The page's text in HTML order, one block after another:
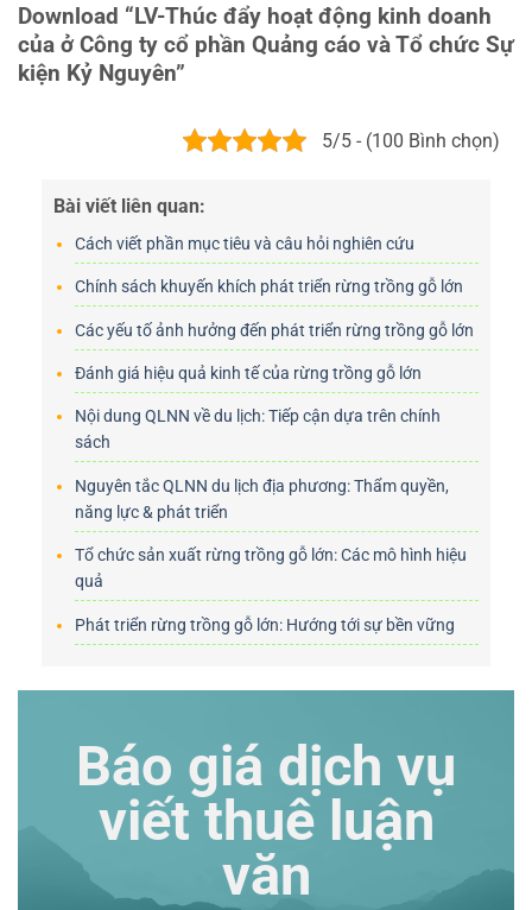
Download “LV-Thúc đẩy hoạt động kinh doanh
của ở Công ty cổ phần Quảng cáo và Tổ chức Sự
kiện Kỷ Nguyên”
5/5 - (100 Bình chọn)
Bài viết liên quan:
Cách viết phần mục tiêu và câu hỏi nghiên cứu
Chính sách khuyến khích phát triển rừng trồng gỗ lớn
Các yếu tố ảnh hưởng đến phát triển rừng trồng gỗ lớn
Đánh giá hiệu quả kinh tế của rừng trồng gỗ lớn
Nội dung QLNN về du lịch: Tiếp cận dựa trên chính
sách
Nguyên tắc QLNN du lịch địa phương: Thẩm quyền,
năng lực & phát triển
Tổ chức sản xuất rừng trồng gỗ lớn: Các mô hình hiệu
quả
Phát triển rừng trồng gỗ lớn: Hướng tới sự bền vững
Báo giá dịch vụ
viết thuê luận
văn